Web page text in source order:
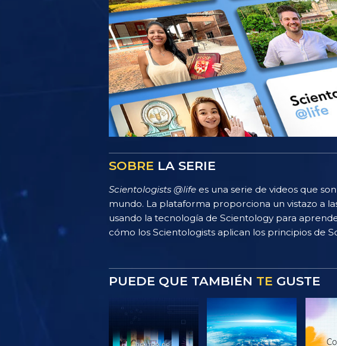
SOBRE LA SERIE
Scientologists @life es una serie de videos que
mundo. La plataforma proporciona un vistazo a
usando la tecnología de Scientology para
cómo los Scientologists aplican los principios de
PUEDE QUE TAMBIÉN TE GUSTE